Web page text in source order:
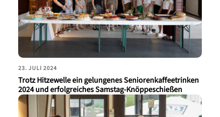
23. JULI 2024
Trotz Hitzewelle ein gelungenes Seniorenkaffeetrinken
2024 und erfolgreiches Samstag-Knöppeschießen